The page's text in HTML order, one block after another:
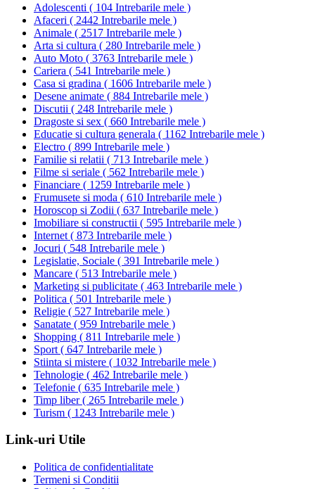
Adolescenti ( 104 Intrebarile mele )
Afaceri ( 2442 Intrebarile mele )
Animale ( 2517 Intrebarile mele )
Arta si cultura ( 280 Intrebarile mele )
Auto Moto ( 3763 Intrebarile mele )
Cariera ( 541 Intrebarile mele )
Casa si gradina ( 1606 Intrebarile mele )
Desene animate ( 884 Intrebarile mele )
Discutii ( 248 Intrebarile mele )
Dragoste si sex ( 660 Intrebarile mele )
Educatie si cultura generala ( 1162 Intrebarile mele )
Electro ( 899 Intrebarile mele )
Familie si relatii ( 713 Intrebarile mele )
Filme si seriale ( 562 Intrebarile mele )
Financiare ( 1259 Intrebarile mele )
Frumusete si moda ( 610 Intrebarile mele )
Horoscop si Zodii ( 637 Intrebarile mele )
Imobiliare si constructii ( 595 Intrebarile mele )
Internet ( 873 Intrebarile mele )
Jocuri ( 548 Intrebarile mele )
Legislatie, Sociale ( 391 Intrebarile mele )
Mancare ( 513 Intrebarile mele )
Marketing si publicitate ( 463 Intrebarile mele )
Politica ( 501 Intrebarile mele )
Religie ( 527 Intrebarile mele )
Sanatate ( 959 Intrebarile mele )
Shopping ( 811 Intrebarile mele )
Sport ( 647 Intrebarile mele )
Stiinta si mistere ( 1032 Intrebarile mele )
Tehnologie ( 462 Intrebarile mele )
Telefonie ( 635 Intrebarile mele )
Timp liber( 265 Intrebarile mele )
Turism ( 1243 Intrebarile mele )
Link-uri Utile
Politica de confidentialitate
Termeni si Conditii